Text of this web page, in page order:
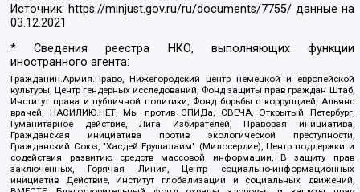
Источник: https://minjust.gov.ru/ru/documents/7755/ данные на
03.12.2021
* Сведения реестра НКО, выполняющих функции
иностранного агента:
Гражданин.Армия.Право, Нижегородский центр немецкой и европейской
культуры, Центр гендерных исследований, Фонд защиты прав граждан Штаб,
Институт права и публичной политики, Фонд борьбы с коррупцией, Альянс
врачей, НАСИЛИЮ.НЕТ, Мы против СПИДа, СВЕЧА, Открытый Петербург,
Гуманитарное действие, Лига Избирателей, Правовая инициатива,
Гражданская инициатива против экологической преступности,
Гражданский Союз, "Хасдей Ерушалаим" (Милосердие), Центр поддержки и
содействия развитию средств массовой информации, В защиту прав
заключенных, Горячая Линия, Центр социально-информационных
инициатив Действие, Институт глобализации и социальных движений,